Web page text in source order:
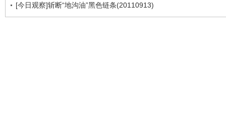
[今日观察]斩断“地沟油”黑色链条(20110913)